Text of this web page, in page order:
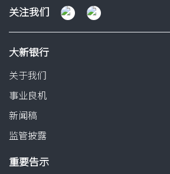
海趣坊分行
屯门湖翠路168-236号海趣坊11及93-95号舖
青衣城分行
青衣青敬路33号青衣城 108 D-E 号舖（港铁
马鞍山西沙路608号马鞍山广场三楼335号
关注我们
大新银行
关于我们
事业良机
新闻稿
监管披露
重要告示